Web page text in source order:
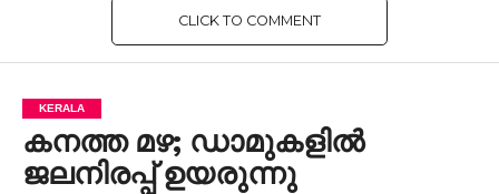
CLICK TO COMMENT
KERALA
കനത്ത മഴ; ഡാമുകളിൽ
ജലനിര‍പ്പ് ഉയരുന്നു